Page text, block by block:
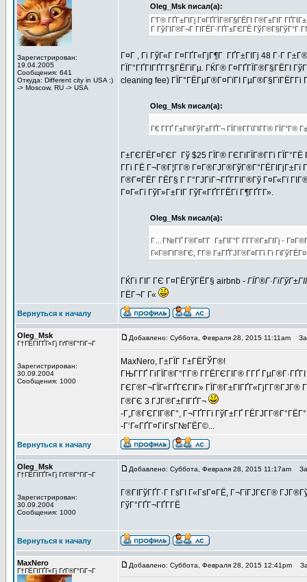
Зарегистрирован:
19.04.2005
Сообщения: 641
Откуда: Different city in USA :)
-> Moscow, RU -> USA
Oleg_Msk писал(а):
Г’Г® ГҐГ±ГІГј Г¤ГҐГЇГ®Г§ГЁГІ Г®Г±ГІГ
Г ГўГІГ®Г¬Г ГІГЁГ·ГҐГ±ГЄГЁ ГўГ®Г§ГўГ°Г
Г¤Г , Гі ГўГ«Г Г¤ГҐГ«ГјГ¶Г ГҐГ±ГІГј 48 Г·Г
ГЇГ°ГҐГІГҐГ­Г§ГЁГїГµ. ГЌГ® Г¤ГҐГЇГ®Г§ГЁГІ
cleaning fee) ГЇГ°ГЁГµГ®Г¤ГїГІ
Oleg_Msk писал(а):
Г€ Г­ГҐ Г±Г®ГўГ±ГҐГ¬ ГЇГ®Г­ГїГІГ­Г® ГЇГ°Г®
Г±ГЄГЁГ¤ГЄГ Гў $25 ГЇГ® ГЄГіГЇГ®Г­Гі
Г­Гі ГЁ Г¬Г®Г¦Г­Г®
Г®Г¤ГЁГ­ ГЁГ§ Г Г°ГЈГіГ¬ГҐГ­ГІГ®Гў Г¤Г«Гї
Г¤Г«Гї ГўГ»Г±ГІГ ГўГ«ГҐГ­ГЁГї Г¶ГҐГ­Г».
Oleg_Msk писал(а):
Г…Г№ГҐ Г®Г¤Г­Г Г±ГІГ°Г Г­Г­Г®Г±ГІГј -
Г«Г®ГІГ®ГЄ, Г­Г® Г±ГҐГЈГ®Г¤Г­Гї Гї
ГЌГі ГІГ ГЄ Г¤ГЁГўГЁГ§ airbnb -
ГЁГ¬Г Г«
Вернуться к началу
Oleg_Msk
Г†ГЁГІГҐГ«Гј ГґГ®Г°ГіГ¬Г
Зарегистрирован:
30.09.2004
Сообщения: 1000
Добавлено: Суббота, Февраля 28, 2015 11:11am
MaxNero, Г±ГЇГ Г±ГЁГЎГ®!
ГЊГ­ГҐ ГіГЇГ®Г°Г­Г® Г­ГЁГЄГІГ® Г­ГҐ ГµГ®Г·ГҐГІ
ГЄГ®Г¬ГЇГ«ГҐГЄГІГ» ГЇГ®Г±ГІГҐГ«ГјГ­Г®ГЈГ®
Г®ГЄ 3 ГЈГ®Г±ГІГҐГ¬
-Г„Г®ГЄГІГ®Г°, Г¬ГҐГ­Гї ГўГ±ГҐ
-Г‘Г«ГҐГ¤ГіГѕГ№ГЁГ©...
Вернуться к началу
Oleg_Msk
Г†ГЁГІГҐГ«Гј ГґГ®Г°ГіГ¬Г
Зарегистрирован:
30.09.2004
Сообщения: 1000
Добавлено: Суббота, Февраля 28, 2015 11:17am
Г®ГІГўГҐГ·Г ГѕГІ Г«ГѕГ¤ГЁ, Г¬ГїГЈГЄГ®
ГўГ°ГҐГ¬ГҐГ­ГЁ
Вернуться к началу
MaxNero
Г†ГЁГІГҐГ«Гј ГґГ®Г°ГіГ¬Г
Добавлено: Суббота, Февраля 28, 2015 12:41pm